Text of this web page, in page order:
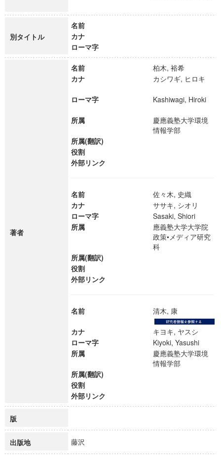
別タイトル
名前
カナ
ローマ字
著者
名前
柏木, 裕希
カナ
カシワギ, ヒロキ
ローマ字 Kashiwagi, Hiroki
所属
慶應義塾大学環境
情報学部
所属(翻訳)
役割
外部リンク
名前
佐々木, 史織
カナ
ササキ, シオリ
ローマ字
Sasaki, Shiori
所属
應義塾大学大学院
政策•メディア研究
科
所属(翻訳)
役割
外部リンク
名前 清木, 康
カナ
キヨキ, ヤスシ
ローマ字
Kiyoki, Yasushi
所属
慶應義塾大学環境
情報学部
所属(翻訳)
役割
外部リンク
版
出版地 藤沢